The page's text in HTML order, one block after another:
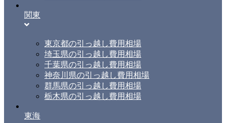
関東
東京都の引っ越し費用相場
埼玉県の引っ越し費用相場
千葉県の引っ越し費用相場
神奈川県の引っ越し費用相場
群馬県の引っ越し費用相場
栃木県の引っ越し費用相場
東海